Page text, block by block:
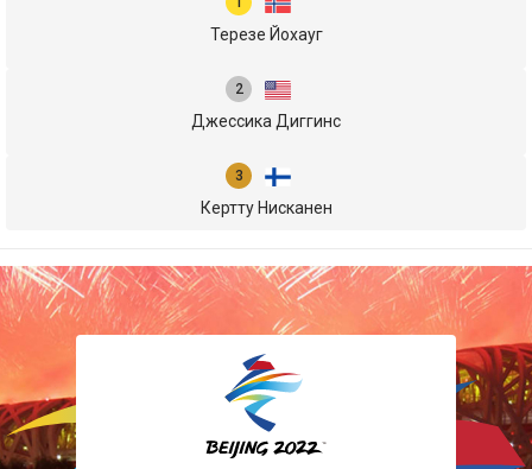
Терезе Йохауг
Джессика Диггинс
Кертту Нисканен